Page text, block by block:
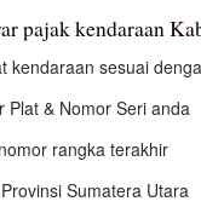
pajak kendaraan
kendaraan sesuai
Plat & Nomor Seri anda
rangka terakhir
Sumatera Utara